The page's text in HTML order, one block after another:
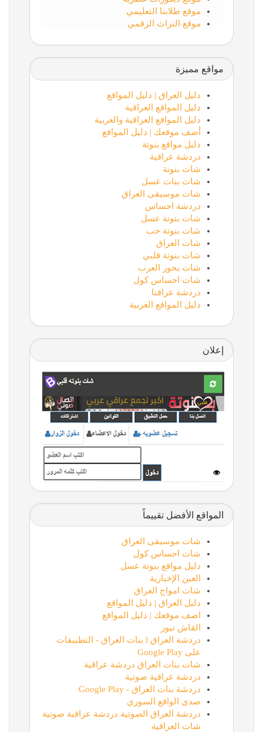
موقع طلابنا التعليمي
موقع التراث الرقمي
مواقع مميزة
دليل العراق | دليل المواقع
دليل المواقع العراقية
دليل المواقع العراقية والعربية
أضف موقعك | دليل المواقع
دليل مواقع بنوتة
دردشة عراقية
شات بنوتة
شات بنات عسل
شات موسيقى العراق
دردشة احساس
شات بنوتة عسل
شات بنوتة حب
شات العراق
شات بنوتة قلبي
شات بحور العرب
شات احساس كول
دردشة عراقنا
دليل المواقع العربية
إعلان
المواقع الأفضل تقييماً
شات موسيقى العراق
شات احساس كول
دليل مواقع بنوتة عسل
العين الإخبارية
شات امواج العراق
دليل العراق | دليل المواقع
اضف موقعك | دليل المواقع
القاش نيوز
دردشة العراق l بنات العراق - التطبيقات
على Google Play
شات بنات العراق دردشة عراقية
دردشة عراقية صوتية
دردشة بنات العراق - Google Play
صدى الواقع السوري
دردشة العراق الصوتية دردشة عراقية صوتية
شات العراقية